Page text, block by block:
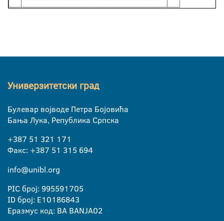
Универзитетски град
Булевар војводе Петра Бојовића
Бања Лука, Република Српска
+387 51 321 171
Факс: +387 51 315 694
info@unibl.org
PIC број: 995591705
ID број: E10186843
Еразмус код: BA BANJA02